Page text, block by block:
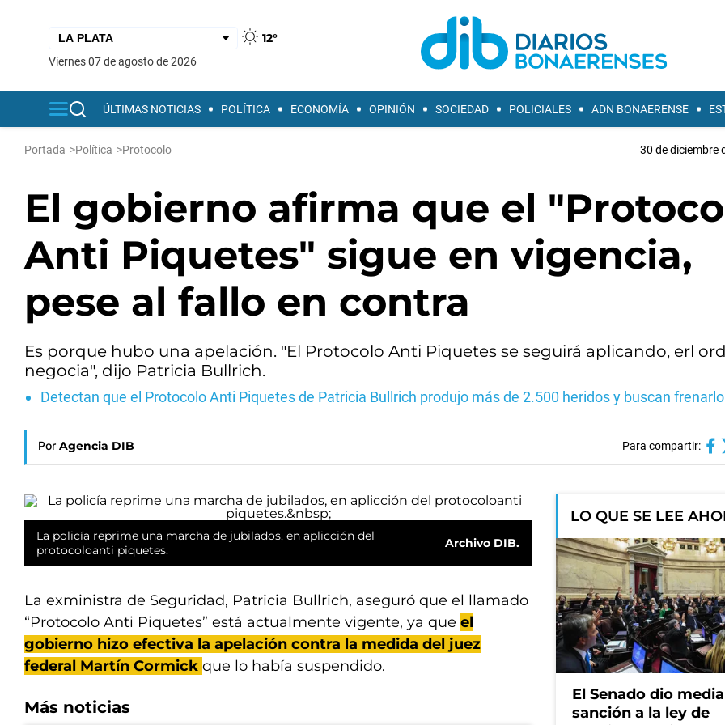
12°
viernes 07 de agosto de 2026
ÚLTIMAS NOTICIAS POLÍTICA ECONOMÍA OPINIÓN SOCIEDAD POLICIALES ADN BONAERENSE
Portada >Política >Protocolo 30 de diciembre
El gobierno afirma que el
Anti Piquetes" sigue en vigencia,
pese al fallo en contra
Es porque hubo una apelación. "El Protocolo Anti Piquetes se seguirá aplicando, erl
negocia", dijo Patricia Bullrich.
Detectan que el Protocolo Anti Piquetes de Patricia Bullrich produjo más de 2.500 heridos y buscan frenarlo
Por Agencia DIB Para compartir:
La policía reprime una marcha de jubilados, en aplicción del
protocoloanti piquetes.
Archivo DIB.
La exministra de Seguridad, Patricia Bullrich, aseguró que el llamado
“Protocolo Anti Piquetes” está actualmente vigente, ya que el
gobierno hizo efectiva la apelación contra la medida del juez
federal Martín Cormick que lo había suspendido.
Más noticias
LO QUE SE LEE
El Senado dio media
sanción a la ley de